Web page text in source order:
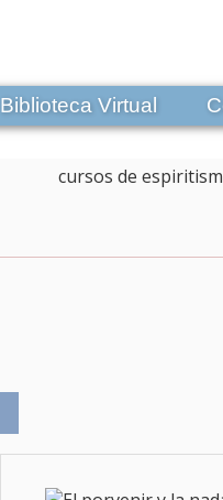
Biblioteca Virtual